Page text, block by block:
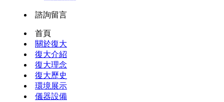
諮詢留言
首頁
關於復大
復大介紹
復大理念
復大歷史
環境展示
儀器設備